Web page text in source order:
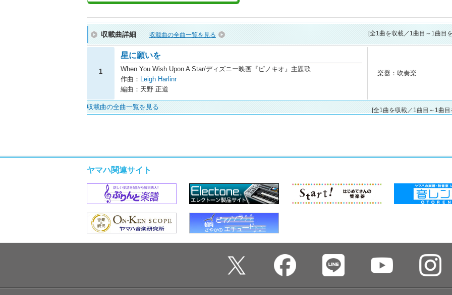
収載曲詳細 収載曲の全曲一覧を見る [全1曲を収載／1曲目～1曲目
1
星に願いを
When You Wish Upon A Star/ディズニー映画『ピノキオ』主題歌
作曲：
Leigh Harlinr
編曲：天野 正道
楽器：吹奏楽
収載曲の全曲一覧を見る [全1曲を収載／1曲目～1曲目
ヤマハ関連サイト